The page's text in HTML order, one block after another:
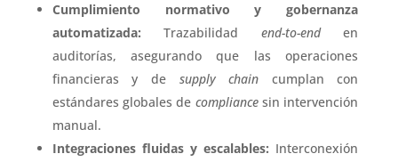
Cumplimiento normativo y gobernanza
automatizada: Trazabilidad end-to-enden
auditorías, asegurando que las operaciones
financieras y de supply chain cumplan con
estándares globales de compliancesin intervención
manual.
Integraciones fluidas y escalables: Interconexión